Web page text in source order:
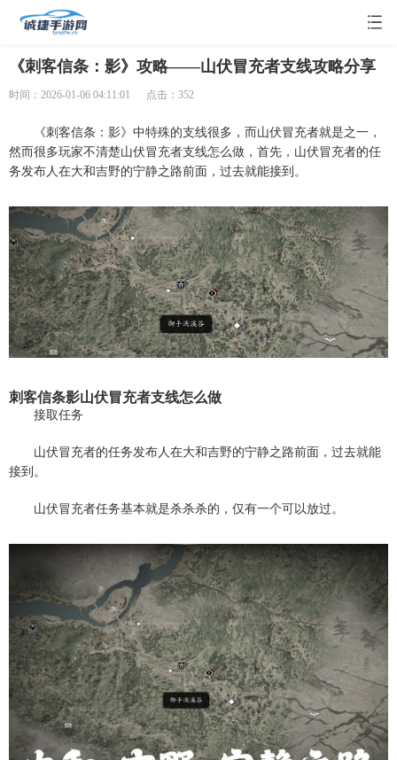
《刺客信条：影》攻略——山伏冒充者支线攻略分享
时间：2026-01-06 04:11:01 点击：352
《刺客信条：影》中特殊的支线很多，而山伏冒充者就是之一，
然而很多玩家不清楚山伏冒充者支线怎么做，首先，山伏冒充者的任
务发布人在大和吉野的宁静之路前面，过去就能接到。
刺客信条影山伏冒充者支线怎么做
接取任务
山伏冒充者的任务发布人在大和吉野的宁静之路前面，过去就能
接到。
山伏冒充者任务基本就是杀杀杀的，仅有一个可以放过。